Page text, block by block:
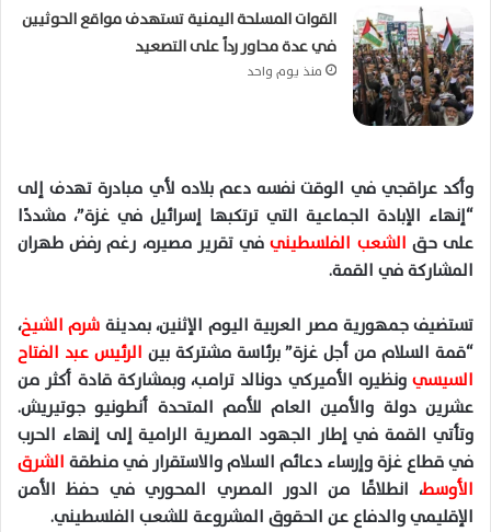
القوات المسلحة اليمنية تستهدف مواقع الحوثيين
في عدة محاور رداً على التصعيد
منذ يوم واحد
وأكد عراقجي في الوقت نفسه دعم بلاده لأي مبادرة تهدف إلى
“إنهاء الإبادة الجماعية التي ترتكبها إسرائيل في غزة”، مشددًا
على حق الشعب الفلسطينيفي تقرير مصيره، رغم رفض طهران
المشاركة في القمة.
تستضيف جمهورية مصر العربية اليوم الإثنين، بمدينة شرم الشيخ،
“قمة السلام من أجل غزة” برئاسة مشتركة بين الرئيس عبد الفتاح
السيسي ونظيره الأميركي دونالد ترامب، وبمشاركة قادة أكثر من
عشرين دولة والأمين العام للأمم المتحدة أنطونيو جوتيريش.
وتأتي القمة في إطار الجهود المصرية الرامية إلى إنهاء الحرب
في قطاع غزة وإرساء دعائم السلام والاستقرار في منطقة الشرق
الأوسط، انطلاقًا من الدور المصري المحوري في حفظ الأمن
الإقليمي والدفاع عن الحقوق المشروعة للشعب الفلسطيني.